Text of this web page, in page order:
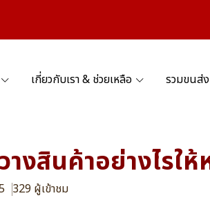
เกี่ยวกับเรา & ช่วยเหลือ รวมขนส่
งสินค้าอย่างไรให้
329 ผู้เข้าชม